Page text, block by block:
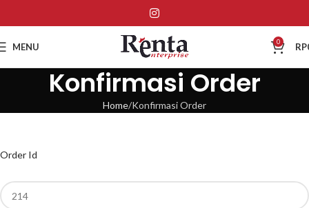
MENU 0 RP
Konfirmasi Order
Home Konfirmasi Order
Order Id